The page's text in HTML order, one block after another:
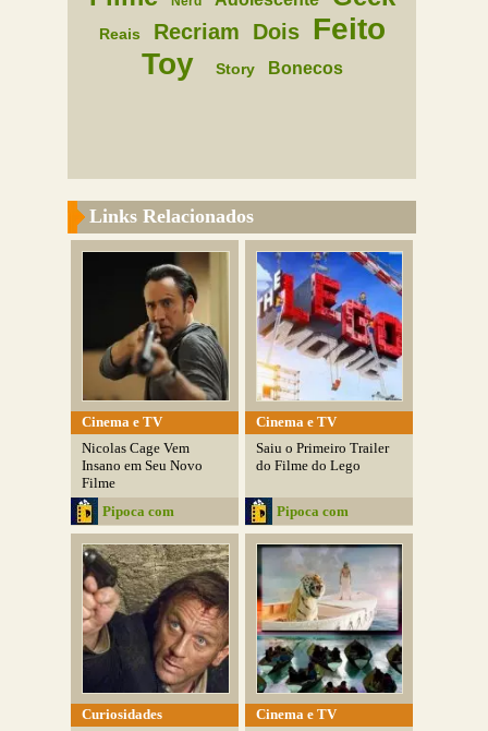
Reais Recriam Dois
Feito
Toy
Story Bonecos
Links Relacionados
Cinema e TV
Nicolas Cage Vem
Insano em Seu Novo
Filme
Pipoca com
Manteiga
Cinema e TV
Saiu o Primeiro Trailer
do Filme do Lego
Pipoca com
Manteiga
Curiosidades
Cinema e TV